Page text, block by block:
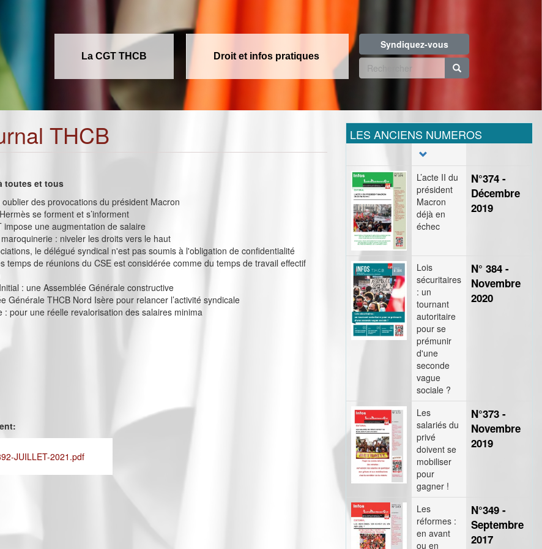
La CGT THCB Droit et infos pratiques
Syndiquez-vous
Formulaire
recherche
THCB
toutes et tous
des provocations du président Macron
se forment et s’informent
impose une augmentation de salaire
: niveler les droits vers le haut
le délégué syndical n'est pas soumis à l'obligation de confidentialité
temps de réunions du CSE est considérée comme du temps de travail effectif
: une Assemblée Générale constructive
Générale THCB Nord Isère pour relancer l’activité syndicale
: pour une réelle revalorisation des salaires minima
JUILLET-2021.pdf
LES ANCIENS NUMEROS
L’acte II du
président
Macron
déjà en
échec
N°374 -
Décembre
2019
Lois
sécuritaires
: un
tournant
autoritaire
pour se
prémunir
d'une
seconde
vague
sociale ?
N° 384 -
Novembre
2020
Les
salariés du
privé
doivent se
mobiliser
pour
gagner !
N°373 -
Novembre
2019
Les
réformes :
en avant
ou en
N°349 -
Septembre
2017